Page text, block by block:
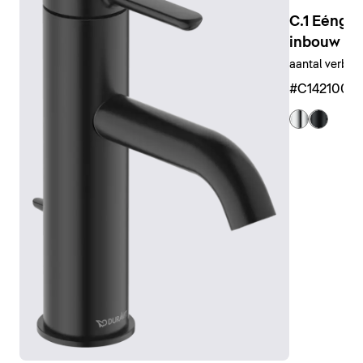
bijvoorbeeld voor hand- en Hoofddouche, zorgen voor
een intuïtieve bediening.
hand- en Hoofddoucheszijn
van rond tot rechthoekig of zelfs als staafdouche.
Hierbij hoort ook een uitgebreid assortiment
accessoires, zoals douchearmen, doucheslangen en
C.1
inbouw
aantal